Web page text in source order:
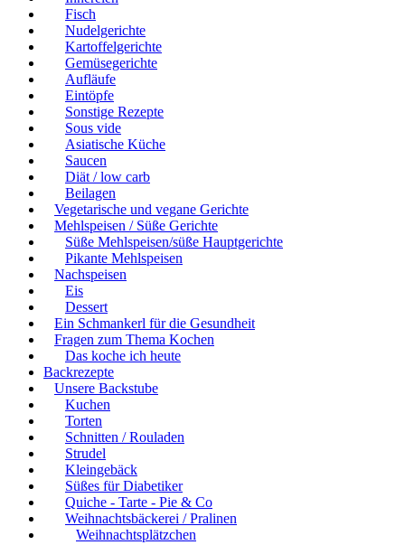
Fisch
Nudelgerichte
Kartoffelgerichte
Gemüsegerichte
Aufläufe
Eintöpfe
Sonstige Rezepte
Sous vide
Asiatische Küche
Saucen
Diät / low carb
Beilagen
Vegetarische und vegane Gerichte
Mehlspeisen / Süße Gerichte
Süße Mehlspeisen/süße Hauptgerichte
Pikante Mehlspeisen
Nachspeisen
Eis
Dessert
Ein Schmankerl für die Gesundheit
Fragen zum Thema Kochen
Das koche ich heute
Backrezepte
Unsere Backstube
Kuchen
Torten
Schnitten / Rouladen
Strudel
Kleingebäck
Süßes für Diabetiker
Quiche - Tarte - Pie & Co
Weihnachtsbäckerei / Pralinen
Weihnachtsplätzchen